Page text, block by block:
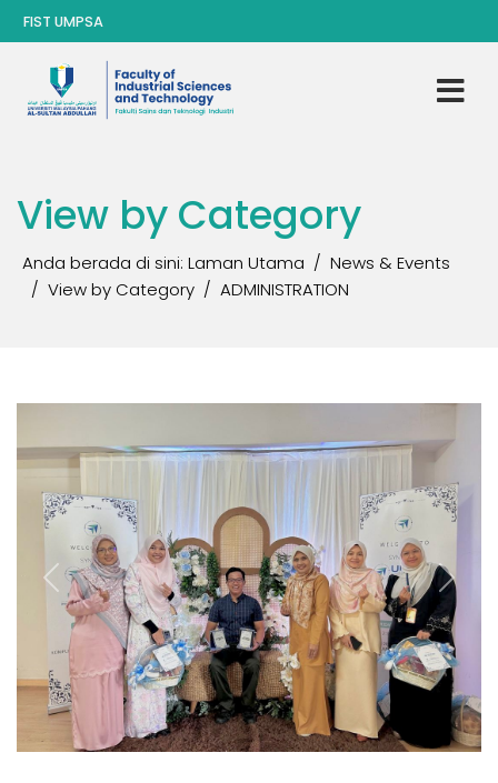
FIST UMPSA
View by Category
Anda berada di sini: Laman Utama
News & Events
View by Category
ADMINISTRATION
Previous Next